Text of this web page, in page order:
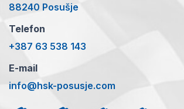
88240 Posušje
Telefon
+387 63 538 143
E-mail
info@hsk-posusje.com